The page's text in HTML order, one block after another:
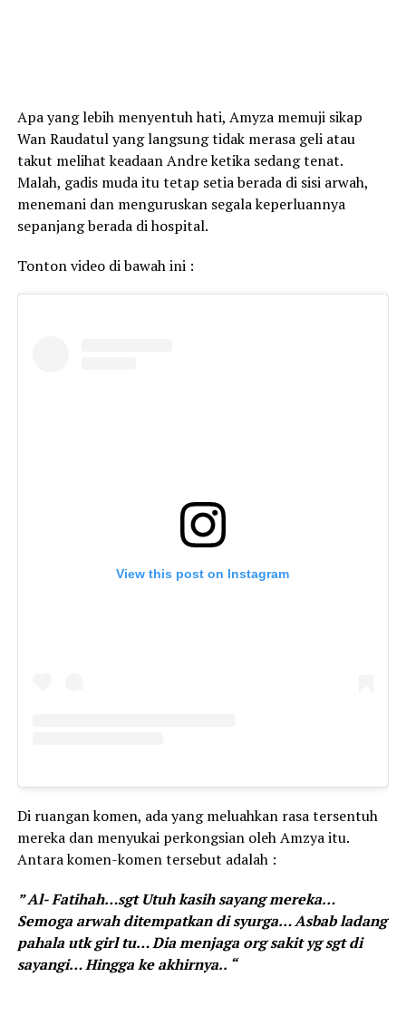
Apa yang lebih menyentuh hati, Amyza memuji sikap
Wan Raudatul yang langsung tidak merasa geli atau
takut melihat keadaan Andre ketika sedang tenat.
Malah, gadis muda itu tetap setia berada di sisi arwah,
menemani dan menguruskan segala keperluannya
sepanjang berada di hospital.
Tonton video di bawah ini :
View this post on Instagram
Di ruangan komen, ada yang meluahkan rasa tersentuh
mereka dan menyukai perkongsian oleh Amzya itu.
Antara komen-komen tersebut adalah :
” Al- Fatihah…sgt Utuh kasih sayang mereka…
Semoga arwah ditempatkan di syurga… Asbab ladang
pahala utk girl tu… Dia menjaga org sakit yg sgt di
sayangi… Hingga ke akhirnya.. “